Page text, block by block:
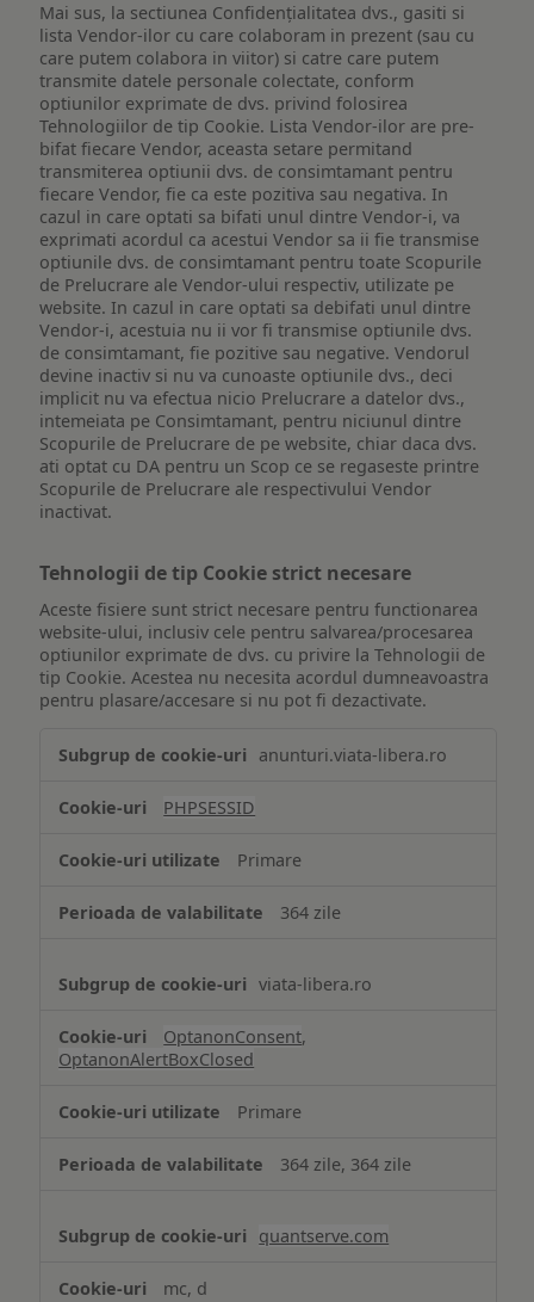
Mai sus, la sectiunea Confidențialitatea dvs., gasiti si
lista Vendor-ilor cu care colaboram in prezent (sau cu
care putem colabora in viitor) si catre care putem
transmite datele personale colectate, conform
optiunilor exprimate de dvs. privind folosirea
Tehnologiilor de tip Cookie. Lista Vendor-ilor are pre-
bifat fiecare Vendor, aceasta setare permitand
transmiterea optiunii dvs. de consimtamant pentru
fiecare Vendor, fie ca este pozitiva sau negativa. In
cazul in care optati sa bifati unul dintre Vendor-i, va
exprimati acordul ca acestui Vendor sa ii fie transmise
optiunile dvs. de consimtamant pentru toate Scopurile
de Prelucrare ale Vendor-ului respectiv, utilizate pe
website. In cazul in care optati sa debifati unul dintre
Vendor-i, acestuia nu ii vor fi transmise optiunile dvs.
de consimtamant, fie pozitive sau negative. Vendorul
devine inactiv si nu va cunoaste optiunile dvs., deci
implicit nu va efectua nicio Prelucrare a datelor dvs.,
intemeiata pe Consimtamant, pentru niciunul dintre
Scopurile de Prelucrare de pe website, chiar daca dvs.
ati optat cu DA pentru un Scop ce se regaseste printre
Scopurile de Prelucrare ale respectivului Vendor
inactivat.
Tehnologii de tip Cookie strict necesare
Aceste fisiere sunt strict necesare pentru functionarea
website-ului, inclusiv cele pentru salvarea/procesarea
optiunilor exprimate de dvs. cu privire la Tehnologii de
tip Cookie. Acestea nu necesita acordul dumneavoastra
pentru plasare/accesare si nu pot fi dezactivate.
de
Cookie
necesare
anunturi.viata-libera.ro
PHPSESSID
Primare
364 zile
viata-libera.ro
OptanonConsent,
OptanonAlertBoxClosed
Primare
364 zile, 364 zile
quantserve.com
mc, d